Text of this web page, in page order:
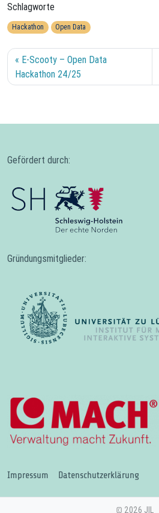
Schlagworte
Hackathon Open Data
E-Scooty – Open Data
Hackathon 24/25‬
Gefördert durch:
Gründungsmitglieder:
Impressum Datenschutzerklärung
© 2026 JIL